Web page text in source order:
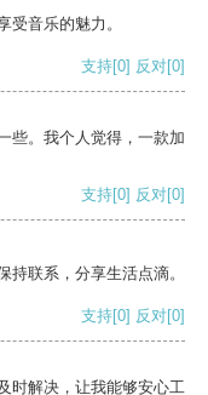
受音乐的魅力。
支持[0] 反对[0]
些。我个人觉得，一款加
支持[0] 反对[0]
联系，分享生活点滴。
支持[0] 反对[0]
时解决，让我能够安心工